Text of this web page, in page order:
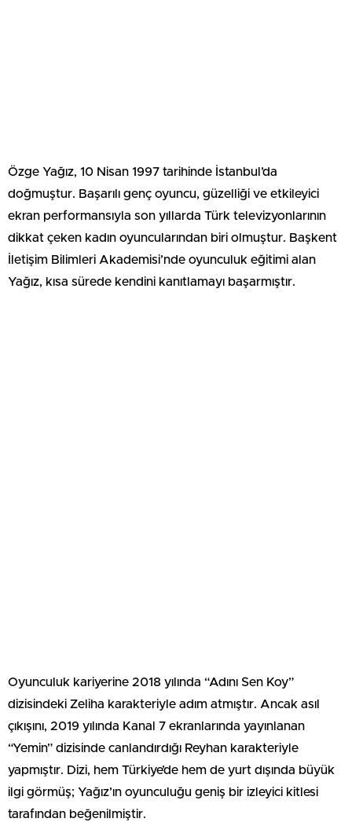
Özge Yağız, 10 Nisan 1997 tarihinde İstanbul’da
doğmuştur. Başarılı genç oyuncu, güzelliği ve etkileyici
ekran performansıyla son yıllarda Türk televizyonlarının
dikkat çeken kadın oyuncularından biri olmuştur. Başkent
İletişim Bilimleri Akademisi’nde oyunculuk eğitimi alan
Yağız, kısa sürede kendini kanıtlamayı başarmıştır.
Oyunculuk kariyerine 2018 yılında “Adını Sen Koy”
dizisindeki Zeliha karakteriyle adım atmıştır. Ancak asıl
çıkışını, 2019 yılında Kanal 7 ekranlarında yayınlanan
“Yemin” dizisinde canlandırdığı Reyhan karakteriyle
yapmıştır. Dizi, hem Türkiye’de hem de yurt dışında büyük
ilgi görmüş; Yağız’ın oyunculuğu geniş bir izleyici kitlesi
tarafından beğenilmiştir.